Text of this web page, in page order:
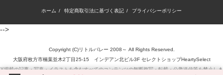
ホーム / 特定商取引法に基づく表記 / プライバシーポリシー
-->
Copyright (C)リトルバレー 2008～ All Rights Reserved.
大阪府枚方市楠葉並木2丁目25-15 インデアン北ビル3F セレクトショップHeartySelect
※掲載の記事・写真・イラストを含むすべてのコンテンツの無断複写・転載・公衆送信等を禁止しま